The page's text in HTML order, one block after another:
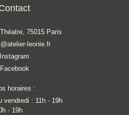
75015 Paris
leonie.fr
Instagram
Facebook
horaires :
vendredi : 11h - 19h
- 19h